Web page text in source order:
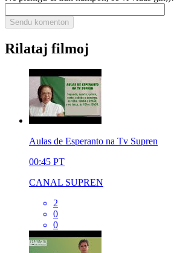
Rilataj filmoj
Aulas de Esperanto na Tv Supren
00:45 PT
CANAL SUPREN
2
0
0